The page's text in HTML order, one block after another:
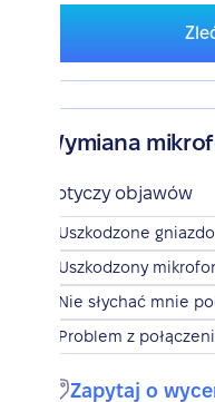
Wymiana
Dotyczy objawów
Uszkodzone
Uszkodzony
Nie słychać mnie
Problem z
Zapytaj o